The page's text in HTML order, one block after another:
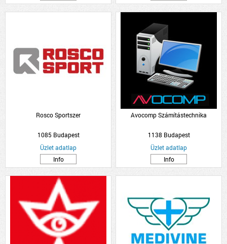
Rosco Sportszer
1085 Budapest
Üzlet adatlap
Info
Avocomp Számítástechnika
1138 Budapest
Üzlet adatlap
Info